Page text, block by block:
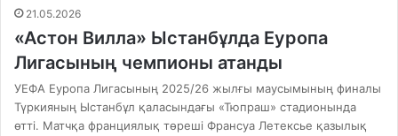
21.05.2026
«Астон Вилла» Ыстанбұлда Еуропа
Лигасының чемпионы атанды
УЕФА Еуропа Лигасының 2025/26 жылғы маусымының финалы
Түркияның Ыстанбұл қаласындағы «Тюпраш» стадионында
өтті. Матчқа франциялық төреші Франсуа Летексье қазылық